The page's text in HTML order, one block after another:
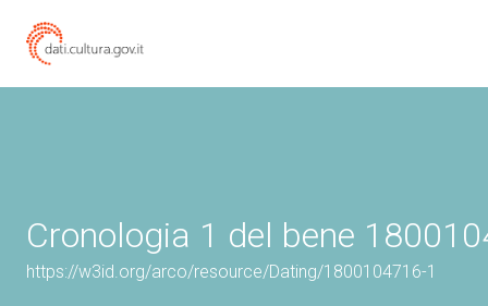
Cronologia 1 del bene
https://w3id.org/arco/resource/Dating/1800104716-1